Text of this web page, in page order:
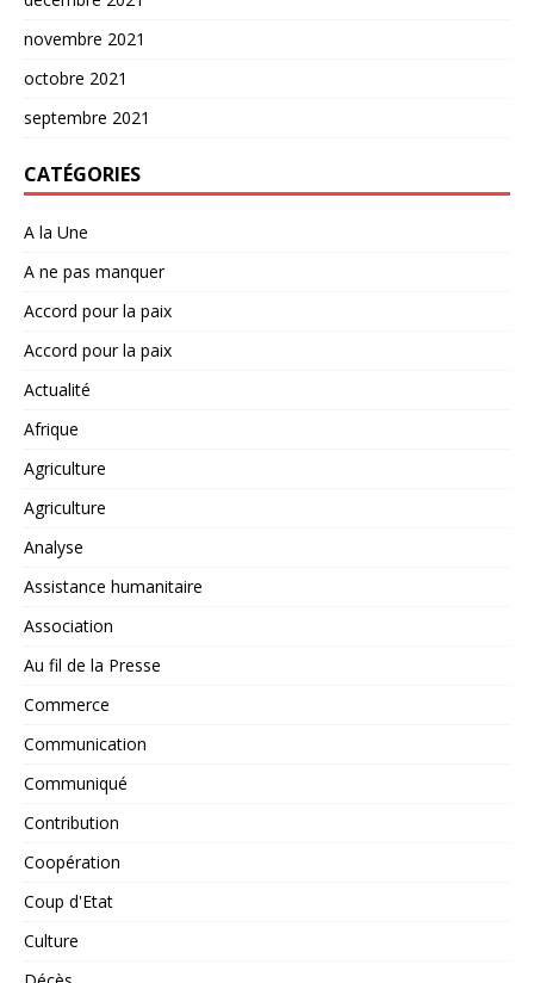
novembre 2021
octobre 2021
septembre 2021
CATÉGORIES
A la Une
A ne pas manquer
Accord pour la paix
Accord pour la paix
Actualité
Afrique
Agriculture
Agriculture
Analyse
Assistance humanitaire
Association
Au fil de la Presse
Commerce
Communication
Communiqué
Contribution
Coopération
Coup d'Etat
Culture